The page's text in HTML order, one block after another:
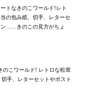
トなきのこワールド!レト
の包み紙、切手、レターセ
ン……きのこの見方がちょ
のこワールド! レトロな松茸
手、レターセットやポスト